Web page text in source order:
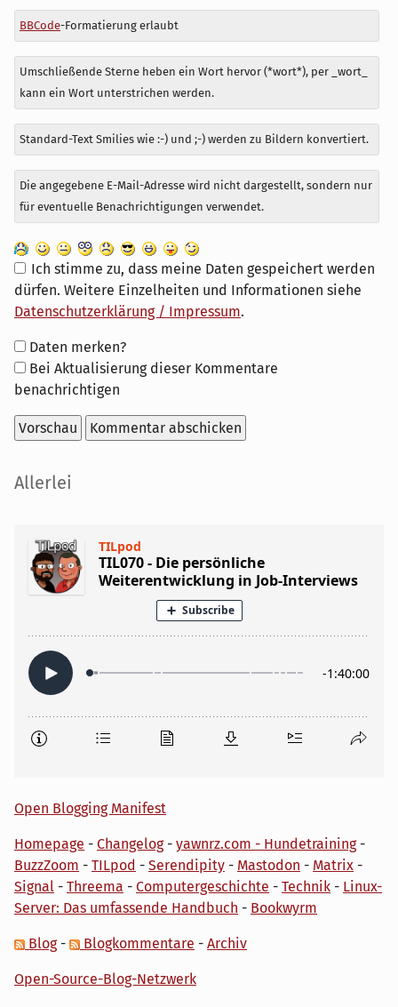
BBCode-Formatierung erlaubt
Umschließende Sterne heben ein Wort hervor (*wort*), per _wort_
kann ein Wort unterstrichen werden.
Standard-Text Smilies wie :-) und ;-) werden zu Bildern konvertiert.
Die angegebene E-Mail-Adresse wird nicht dargestellt, sondern nur
für eventuelle Benachrichtigungen verwendet.
Ich stimme zu, dass meine Daten gespeichert werden
dürfen. Weitere Einzelheiten und Informationen siehe
Datenschutzerklärung / Impressum.
Formular-
Optionen
Daten merken?
Bei Aktualisierung dieser Kommentare
benachrichtigen
Seitenleiste
Allerlei
Open Blogging Manifest
Homepage - Changelog- yawnrz.com - Hundetraining-
BuzzZoom - TILpod - Serendipity - Mastodon - Matrix -
Signal - Threema - Computergeschichte - Technik - Linux-
Server: Das umfassende Handbuch - Bookwyrm
Blog- Blogkommentare - Archiv
Open-Source-Blog-Netzwerk